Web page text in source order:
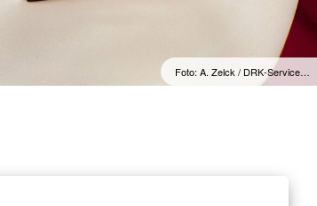
Foto: A. Zelck / DRK-Service…